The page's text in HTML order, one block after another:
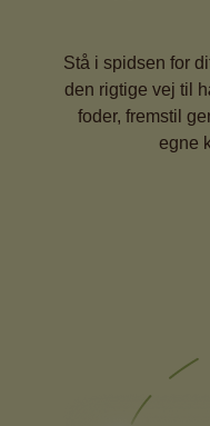
Stå i spidsen for
den rigtige vej til
foder, fremstil
egne